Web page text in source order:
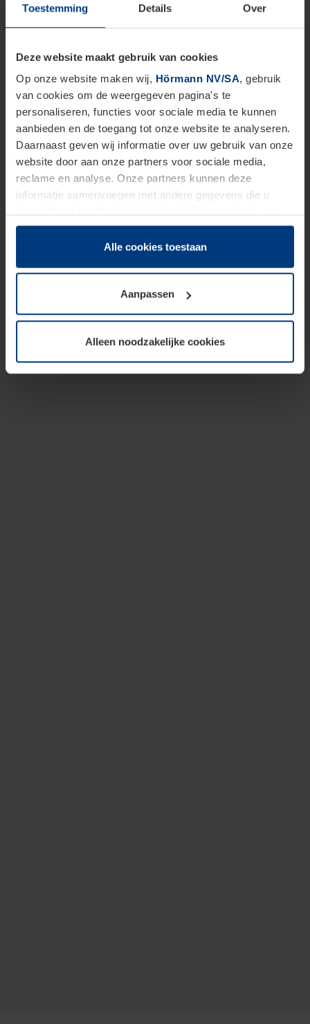
Toestemming Details Over
Deze website maakt gebruik van cookies
Op onze website maken wij, Hörmann NV/SA, gebruik
van cookies om de weergegeven pagina's te
personaliseren, functies voor sociale media te kunnen
aanbieden en de toegang tot onze website te analyseren.
Daarnaast geven wij informatie over uw gebruik van onze
website door aan onze partners voor sociale media,
reclame en analyse. Onze partners kunnen deze
informatie samenvoegen met andere gegevens die u
hun diensten hebben verzameld.
Juridisch hebben wij het recht om cookies op uw
van deze pagina's absoluut vereist is. Voor alle andere
soorten cookies is uw toestemming benodigd. Uw
toestemming kunt u op elk moment bij de uitleg van de
wijzigen of herroepen.
Alle cookies toestaan
Aanpassen
Alleen noodzakelijke cookies